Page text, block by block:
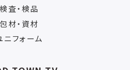
検査・検品
包材・資材
ニフォーム